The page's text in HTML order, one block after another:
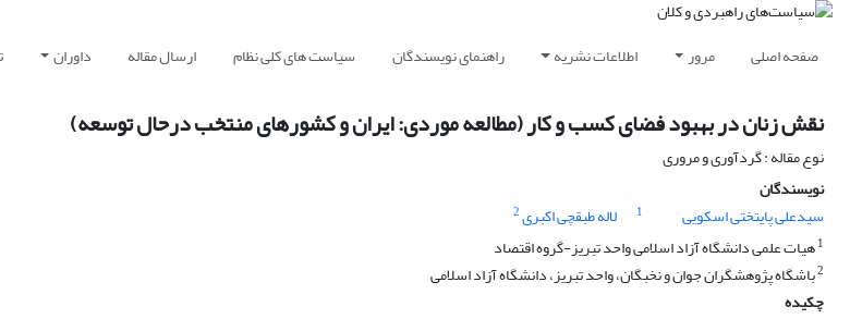
صفحه اصلی مرور اطلاعات نشریه راهنمای نویسندگان سیاست های کلی نظام ارسال مقاله داوران
نقش زنان در بهبود فضای کسب و کار (مطالعه موردی: ایران و کشورهای منتخب درحال توسعه)
نوع مقاله : گردآوری و مروری
نویسندگان
سیدعلی پایتختی اسکویی
1 لاله طبقچی اکبری2
1هیات علمی دانشگاه آزاد اسلامی واحد تبریز-گروه اقتصاد
2باشگاه پژوهشگران جوان و نخبگان، واحد تبریز، دانشگاه آزاد اسلامی
چکیده